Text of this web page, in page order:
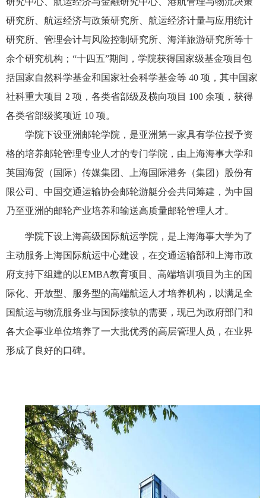
研究所、航运经济与政策研究所、航运经济计量与应用统计
研究所、管理会计与风险控制研究所、海洋旅游研究所等十
余个研究机构；“十四五”期间，学院获得国家级基金项目包
括国家自然科学基金和国家社会科学基金等 40 项，其中国家
社科重大项目 2 项，各类省部级及横向项目 100 余项，获得
各类省部级奖项近 10 项。
学院下设亚洲邮轮学院，是亚洲第一家具有学位授予资
格的培养邮轮管理专业人才的专门学院，由上海海事大学和
英国海贸（国际）传媒集团、上海国际港务（集团）股份有
限公司、中国交通运输协会邮轮游艇分会共同筹建，为中国
乃至亚洲的邮轮产业培养和输送高质量邮轮管理人才。
学院下设上海高级国际航运学院，是上海海事大学为了
主动服务上海国际航运中心建设，在交通运输部和上海市政
府支持下组建的以EMBA教育项目、高端培训项目为主的国
际化、开放型、服务型的高端航运人才培养机构，以满足全
国航运与物流服务业与国际接轨的需要，现已为政府部门和
各大企事业单位培养了一大批优秀的高层管理人员，在业界
形成了良好的口碑。